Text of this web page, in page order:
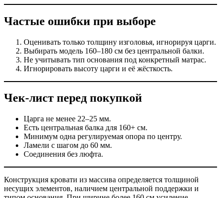
Частые ошибки при выборе
Оценивать только толщину изголовья, игнорируя царги.
Выбирать модель 160–180 см без центральной балки.
Не учитывать тип основания под конкретный матрас.
Игнорировать высоту царги и её жёсткость.
Чек-лист перед покупкой
Царга не менее 22–25 мм.
Есть центральная балка для 160+ см.
Минимум одна регулируемая опора по центру.
Ламели с шагом до 60 мм.
Соединения без люфта.
Конструкция кровати из массива определяется толщиной
несущих элементов, наличием центральной поддержки и